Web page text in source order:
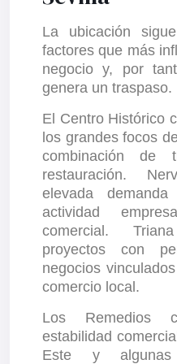
La ubicación
factores que más
negocio y, por
genera un traspaso.
El Centro Histórico
los grandes focos
combinación de
restauración.
elevada
actividad
comercial.
proyectos con
negocios
comercio local.
Los Remedios
estabilidad
Este y